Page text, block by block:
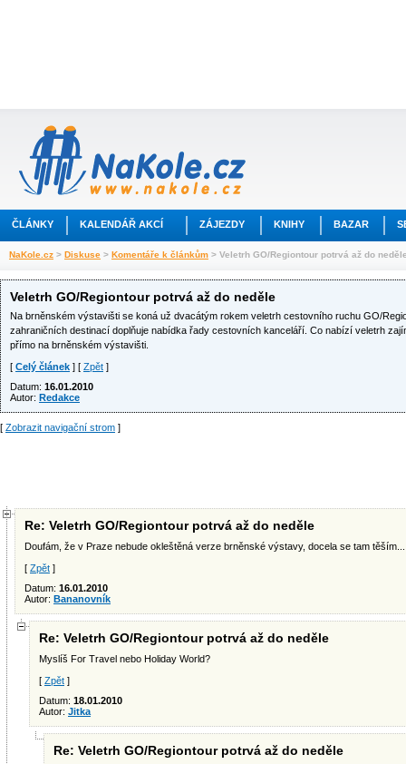
ČLÁNKY KALENDÁŘ AKCÍ ZÁJEZDY KNIHY BAZAR
NaKole.cz > Diskuse > Komentáře k článkům > Veletrh GO/Regiontour potrvá až do
Veletrh GO/Regiontour potrvá až do neděle
Na brněnském výstavišti se koná už dvacátým rokem veletrh cestovního ruchu GO/
zahraničních destinací doplňuje nabídka řady cestovních kanceláří. Co nabízí veletrh
přímo na brněnském výstavišti.
[ Celý článek ] [ Zpět ]
Datum: 16.01.2010
Autor: Redakce
[ Zobrazit navigační strom ]
Re: Veletrh GO/Regiontour potrvá až do neděle
Doufám, že v Praze nebude okleštěná verze brněnské výstavy, docela se tam těším...
[ Zpět ]
Datum: 16.01.2010
Autor: Bananovník
Re: Veletrh GO/Regiontour potrvá až do neděle
Myslíš For Travel nebo Holiday World?
[ Zpět ]
Datum: 18.01.2010
Autor: Jitka
Re: Veletrh GO/Regiontour potrvá až do neděle